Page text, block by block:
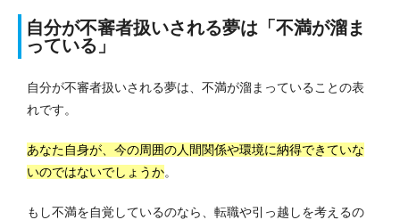
自分が不審者扱いされる夢は「不満が溜ま
っている」
自分が不審者扱いされる夢は、不満が溜まっていることの表
れです。
あなた自身が、今の周囲の人間関係や環境に納得できていな
いのではないでしょうか。
もし不満を自覚しているのなら、転職や引っ越しを考えるの